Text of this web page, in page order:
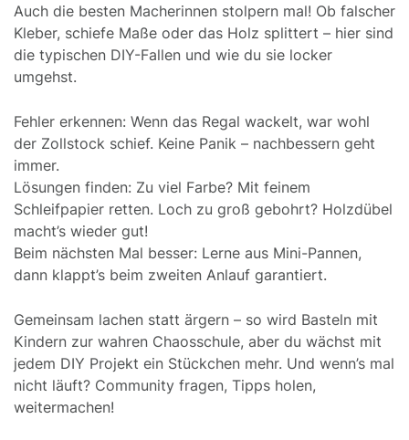
Auch die besten Macherinnen stolpern mal! Ob falscher
Kleber, schiefe Maße oder das Holz splittert – hier sind
die typischen DIY-Fallen und wie du sie locker
umgehst.
Fehler erkennen: Wenn das Regal wackelt, war wohl
der Zollstock schief. Keine Panik – nachbessern geht
immer.
Lösungen finden: Zu viel Farbe? Mit feinem
Schleifpapier retten. Loch zu groß gebohrt? Holzdübel
macht’s wieder gut!
Beim nächsten Mal besser: Lerne aus Mini-Pannen,
dann klappt’s beim zweiten Anlauf garantiert.
Gemeinsam lachen statt ärgern – so wird Basteln mit
Kindern zur wahren Chaosschule, aber du wächst mit
jedem DIY Projekt ein Stückchen mehr. Und wenn’s mal
nicht läuft? Community fragen, Tipps holen,
weitermachen!